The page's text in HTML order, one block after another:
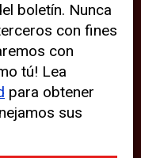
evitará que
su
sitio
el sitio
boletín. Nunca
con fines
con
tú! Lea
para obtener
sus